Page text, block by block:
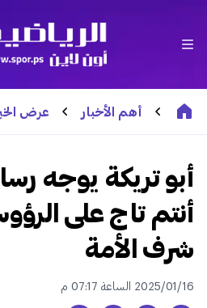
أهم الأخبار عرض
أبو تريكة يوجه
أنتم تاج على
شرف الأمة
2025/01/16 الساعة 07:17 م